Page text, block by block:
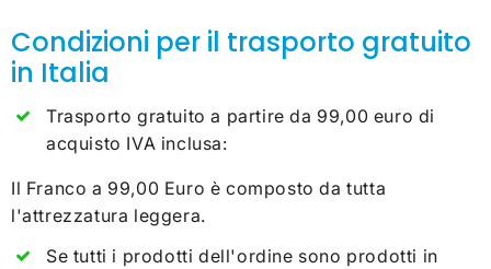
Condizioni per il trasporto gratuito
in Italia
Trasporto gratuito a partire da 99,00 euro di
acquisto IVA inclusa:
Il Franco a 99,00 Euro è composto da tutta
l'attrezzatura leggera.
Se tutti i prodotti dell'ordine sono prodotti in